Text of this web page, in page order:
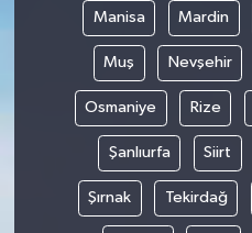
Manisa Mardin
Muş Nevşehir
Osmaniye Rize
Şanlıurfa Siirt
Şırnak Tekirdağ